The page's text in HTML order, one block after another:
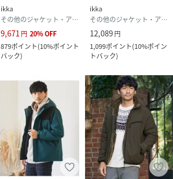
S、M、L、LL(XL)
ドライクリーニング可（F)
JK4513_11060317
ikka
その他のジャケット・アウター
9,671円 20%OFF
879ポイント(10%ポイント
バック)
ikka
その他のジャケット・アウター
12,089円
1,099ポイント(10%ポイン
トバック)